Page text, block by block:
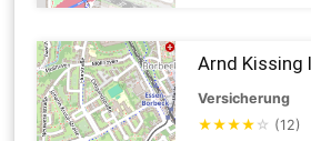
Arnd Kissing
Versicherung
★★★★ ☆ (12)